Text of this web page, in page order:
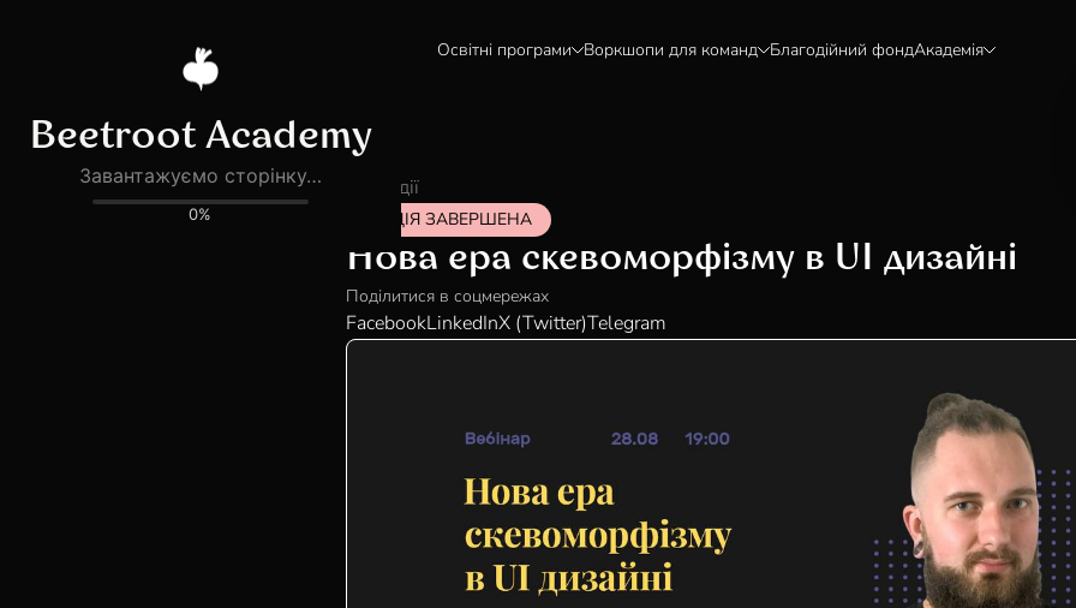
Освітні програми Воркшопи для команд Благодійний фондАкадемія
Всі події
ПОДІЯ ЗАВЕРШЕНА
Нова ера скевоморфізму в UI дизайні
Поділитися в соцмережах
FacebookLinkedInX (Twitter)Telegram